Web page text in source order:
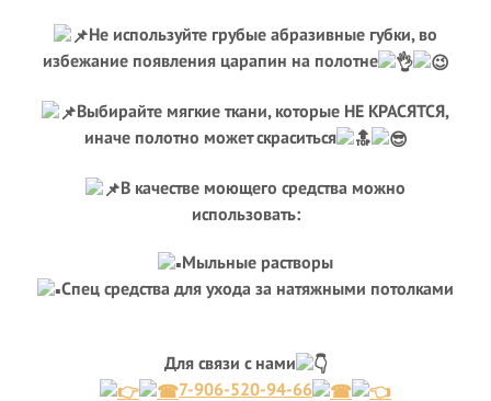
Не используйте грубые абразивные губки, во
избежание появления царапин на полотне
Выбирайте мягкие ткани, которые НЕ КРАСЯТСЯ,
иначе полотно может скраситься
В качестве моющего средства можно
использовать:
Мыльные растворы
Спец средства для ухода за натяжными потолками
Для связи с нами
7-906-520-94-66